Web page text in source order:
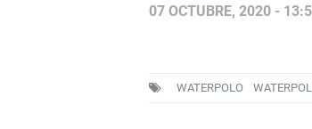
07 OCTUBRE, 2020 -
WATERPOLO